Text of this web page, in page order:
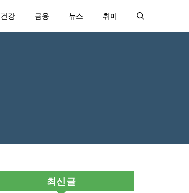
건강 금융 뉴스 취미
최신글